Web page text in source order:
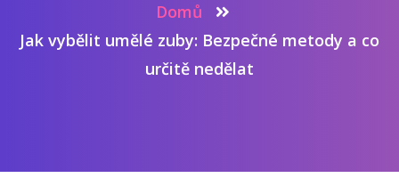
Domů
Jak vybělit umělé zuby: Bezpečné metody a co
určitě nedělat